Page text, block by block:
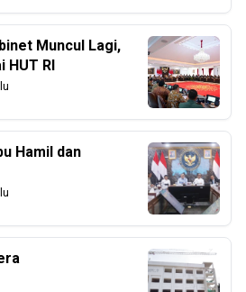
Muncul Lagi,
HUT RI
Hamil dan